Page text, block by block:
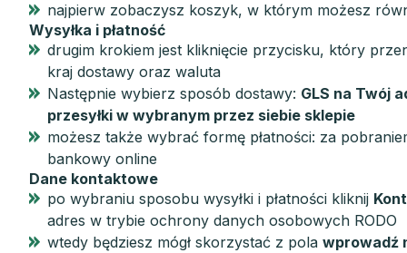
najpierw zobaczysz koszyk, w którym możesz
Wysyłka i płatność
drugim krokiem jest kliknięcie przycisku, który
kraj dostawy oraz waluta
Następnie wybierz sposób dostawy: GLS na Twój
przesyłki w wybranym przez siebie sklepie
możesz także wybrać formę płatności: za
bankowy online
Dane kontaktowe
po wybraniu sposobu wysyłki i płatności kliknij
adres w trybie ochrony danych osobowych RODO
wtedy będziesz mógł skorzystać z pola wprowadź